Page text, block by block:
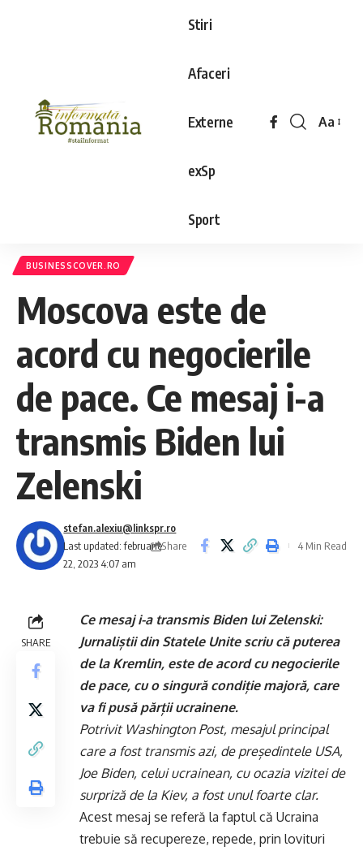
Stiri
Afaceri
Externe
exSp
Sport
Aa
BUSINESSCOVER.RO
Moscova este de
acord cu negocierile
de pace. Ce mesaj i-a
transmis Biden lui
Zelenski
Last updated: februarie
22, 2023 4:07 am
stefan.alexiu@linkspr.ro
Share
4 Min Read
SHARE
Ce mesaj i-a transmis Biden lui Zelenski:
Jurnaliștii din Statele Unite scriu că puterea
de la Kremlin, este de acord cu negocierile
de pace, cu o singură condiție majoră, care
va fi pusă părții ucrainene.
Potrivit Washington Post, mesajul principal
care a fost transmis azi, de președintele USA,
Joe Biden, celui ucrainean, cu ocazia vizitei de
surpriză de la Kiev, a fost unul foarte clar.
Acest mesaj se referă la faptul că Ucraina
trebuie să recupereze, repede, prin lovituri